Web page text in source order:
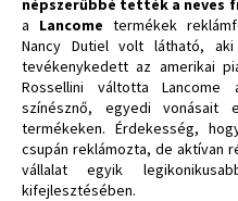
népszerűbbé tették a neves
a Lancome termékek
Nancy Dutiel volt látható,
tevékenykedett az amerikai
Rossellini váltotta Lancome
színésznő, egyedi vonásait
termékeken. Érdekesség,
csupán reklámozta, de aktívan
vállalat egyik
kifejlesztésében.